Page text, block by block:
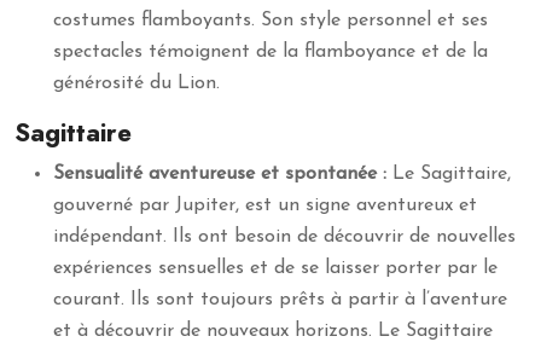
costumes flamboyants. Son style personnel et ses
spectacles témoignent de la flamboyance et de la
générosité du Lion.
Sagittaire
Sensualité aventureuse et spontanée : Le Sagittaire,
gouverné par Jupiter, est un signe aventureux et
indépendant. Ils ont besoin de découvrir de nouvelles
expériences sensuelles et de se laisser porter par le
courant. Ils sont toujours prêts à partir à l’aventure
et à découvrir de nouveaux horizons. Le Sagittaire